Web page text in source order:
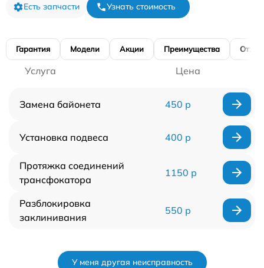
Есть запчасти Узнать стоимость
Гарантия Модели Акции Преимущества
Услуга Цена
Замена байонета 450 р
Установка подвеса 400 р
Протяжка соединений
трансфокатора
1150 р
Разблокировка
заклинивания
550 р
У меня другая неисправность